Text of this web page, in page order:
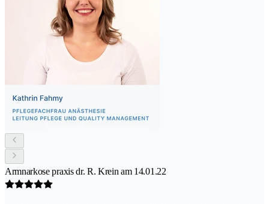
Armnarkose praxis dr. R. Krein am 14.01.22